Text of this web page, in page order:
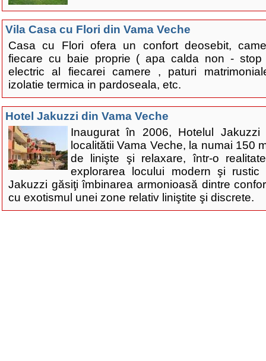
Vila Casa cu Flori din Vama Veche
Casa cu Flori ofera un confort deosebit,
fiecare cu baie proprie ( apa calda non - stop
electric al fiecarei camere , paturi
izolatie termica in pardoseala, etc.
Hotel Jakuzzi din Vama Veche
Inaugurat în 2006, Hotelul
localitătii Vama Veche, la numai 150
de linişte şi relaxare, într-o
explorarea locului modern şi rustic
Jakuzzi găsiţi îmbinarea armonioasă dintre
cu exotismul unei zone relativ liniştite şi discrete.